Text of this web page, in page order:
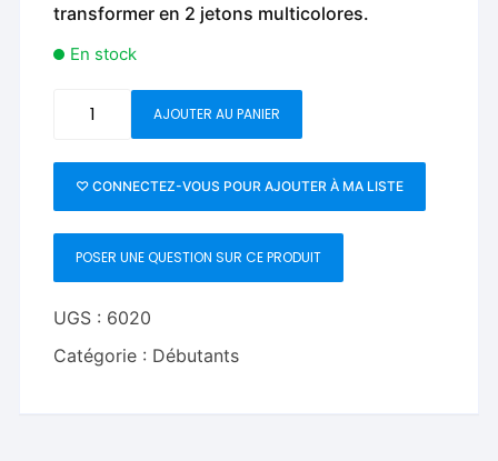
transformer en 2 jetons multicolores.
En stock
Colors-
OID
MAGIC
AJOUTER AU PANIER
♡ CONNECTEZ-VOUS POUR AJOUTER À MA LISTE
POSER UNE QUESTION SUR CE PRODUIT
UGS : 6020
Catégorie : Débutants